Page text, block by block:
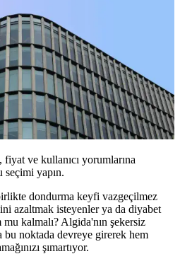
ve kullanıcı yorumlarına
seçimi yapın.
dondurma keyfi vazgeçilmez
azaltmak isteyenler ya da diyabet
kalmalı? Algida'nın şekersiz
bu noktada devreye girerek hem
şımartıyor.